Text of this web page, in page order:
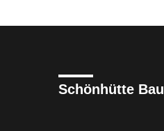
Schönhütte Bau